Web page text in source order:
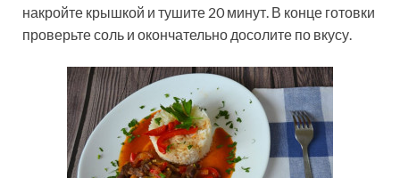
накройте крышкой и тушите 20 минут. В конце готовки
проверьте соль и окончательно досолите по вкусу.